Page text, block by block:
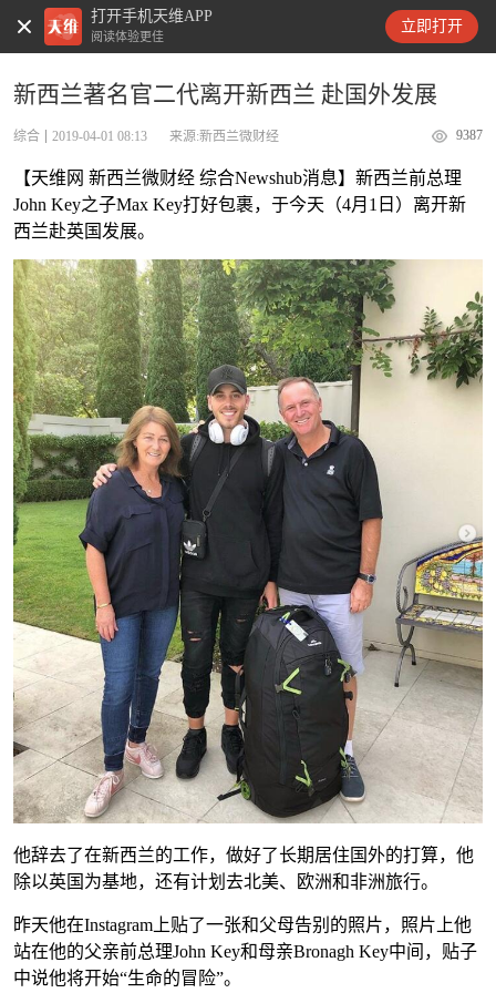
打开手机天维APP
阅读体验更佳
立即打开
天维新闻
新西兰著名官二代离开新西兰 赴国外发展
综合 2019-04-01 08:13 来源:新西兰微财经 9387
【天维网 新西兰微财经 综合Newshub消息】新西兰前总理
John Key之子Max Key打好包裹，于今天（4月1日）离开新
西兰赴英国发展。
他辞去了在新西兰的工作，做好了长期居住国外的打算，他
除以英国为基地，还有计划去北美、欧洲和非洲旅行。
昨天他在Instagram上贴了一张和父母告别的照片，照片上他
站在他的父亲前总理John Key和母亲Bronagh Key中间，贴子
中说他将开始“生命的冒险”。